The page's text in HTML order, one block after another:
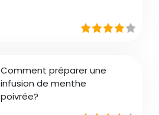
Comment préparer une
infusion de menthe
poivrée?